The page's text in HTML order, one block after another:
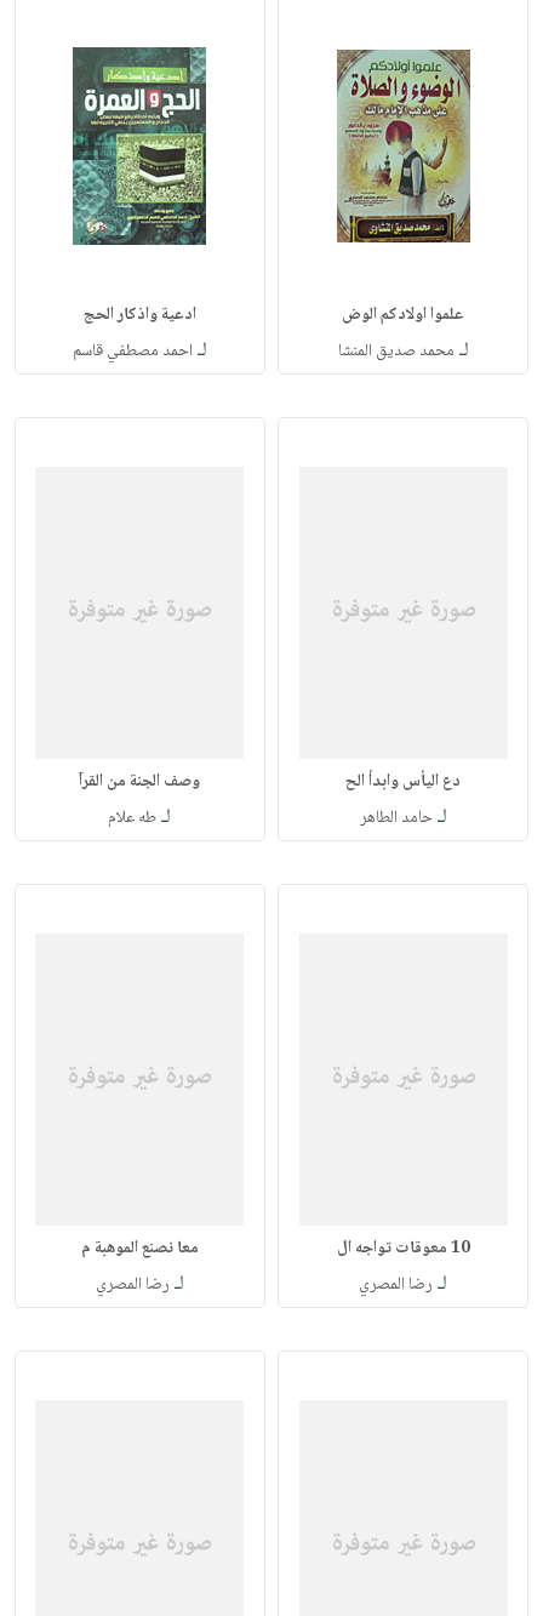
علموا اولادكم الوض
لـ محمد صديق المنشا
ادعية واذكار الحج
لـ احمد مصطفي قاسم
دع اليأس وابدأ الح
لـحامد الطاهر
وصف الجنة من القرآ
لـطه علام
10 معوقات تواجه ال
لـ رضا المصري
معا نصنع الموهبة م
لـ رضا المصري